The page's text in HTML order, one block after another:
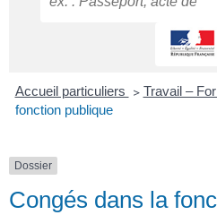
Accueil particuliers > Travail –
fonction publique
Dossier
Congés dans la